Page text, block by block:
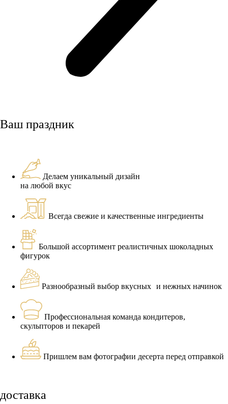
Ваш праздник
Делаем уникальный дизайн
на любой вкус
Всегда свежие и качественные ингредиенты
Большой ассортимент реалистичных шоколадных
фигурок
Разнообразный выбор вкусных и нежных начинок
Профессиональная команда кондитеров,
скульпторов и пекарей
Пришлем вам фотографии десерта перед отправкой
доставка